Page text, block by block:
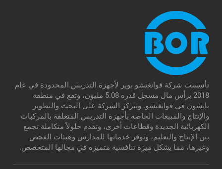
تأسست شركة قوانغتشو بوير لأجهزة التدريس المحدودة في عام
2018 برأس مال مسجل قدره 5.08 مليون، وتقع في منطقة
بايشون في قوانغتشو. وتتركز الشركة على البحث والتطوير
والإنتاج والمبيعات الخاصة بأجهزة التدريس المتعلقة بالمركبات
الكهربائية الجديدة وقطاعات أخرى، وتقدم حلولاً متكاملة تجمع
بين الإنتاج والتعليم، وتوفر خدماتها للمدارس وهيئات الفحص
وغيرها، مما يشكل ميزة تنافسية متميزة في مجالها المتخصص.